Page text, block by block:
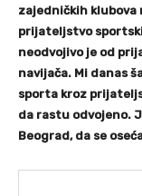
zajedničkih
prijateljstvo
neodvojivo je od
navijača. Mi danas
sporta kroz
da rastu odvojeno.
Beograd, da se